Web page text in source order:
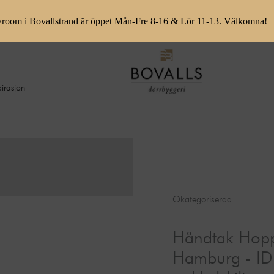
Okategoriserad
Håndtak
Hamburg -
i Bovallstrand är öppet Mån-Fre 8-16 & Lör 11-13. Välkomna!